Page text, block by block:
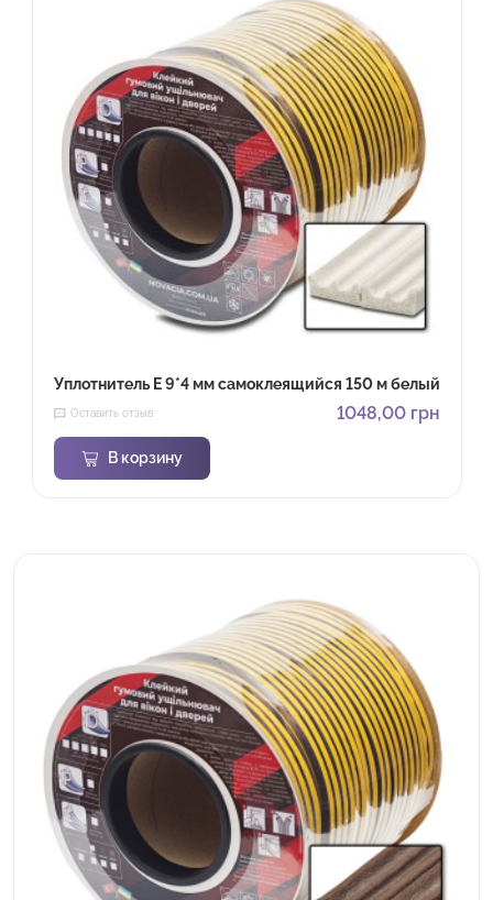
Уплотнитель E 9*4 мм самоклеящийся 150 м белый
Оставить отзыв 1048,00 грн
В корзину